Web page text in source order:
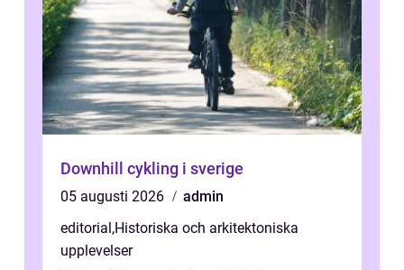
Downhill cykling i sverige
05 augusti 2026
admin
editorial,Historiska och arkitektoniska
upplevelser